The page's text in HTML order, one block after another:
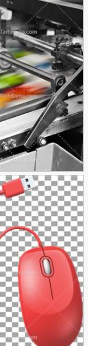
تصویر با کیفیت کارتریج
36
تصویر با کیفیت چاپ
27